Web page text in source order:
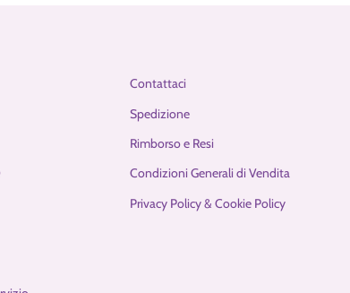
Contattaci
Spedizione
Rimborso e Resi
Condizioni Generali di Vendita
Privacy Policy & Cookie Policy